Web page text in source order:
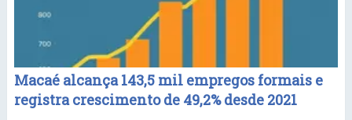
Macaé alcança 143,5 mil empregos formais e
registra crescimento de 49,2% desde 2021